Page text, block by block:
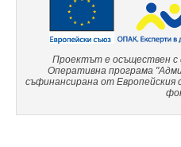
Проектът е осъществен с
Оперативна програма
съфинансирана от Европейския